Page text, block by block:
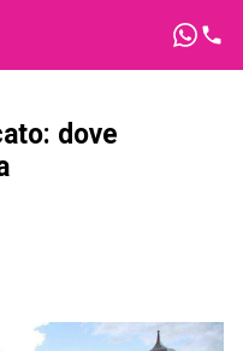
dove